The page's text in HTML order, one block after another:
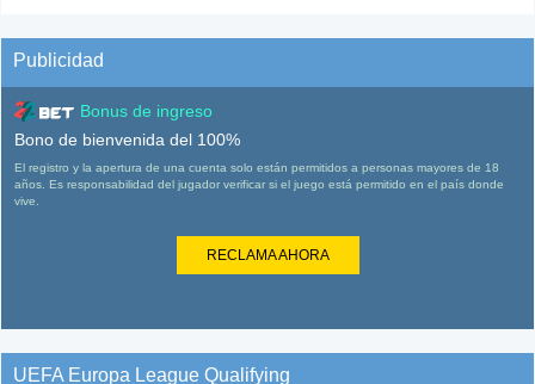
Publicidad
Bonus de ingreso
Bono de bienvenida del 100%
El registro y la apertura de una cuenta solo están permitidos a personas mayores de 18
años. Es responsabilidad del jugador verificar si el juego está permitido en el país donde
vive.
RECLAMA AHORA
UEFA Europa League Qualifying